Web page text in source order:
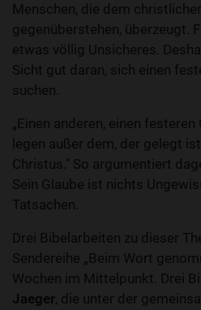
Menschen, die dem
gegenüberstehen, überzeugt.
etwas völlig Unsicheres.
Sicht gut daran, sich einen
suchen.
„Einen anderen, einen festeren
legen außer dem, der gelegt
Christus." So argumentiert
Sein Glaube ist nichts
Tatsachen.
Drei Bibelarbeiten zu dieser
Sendereihe „Beim Wort
Wochen im Mittelpunkt. Drei
Jaeger, die unter der